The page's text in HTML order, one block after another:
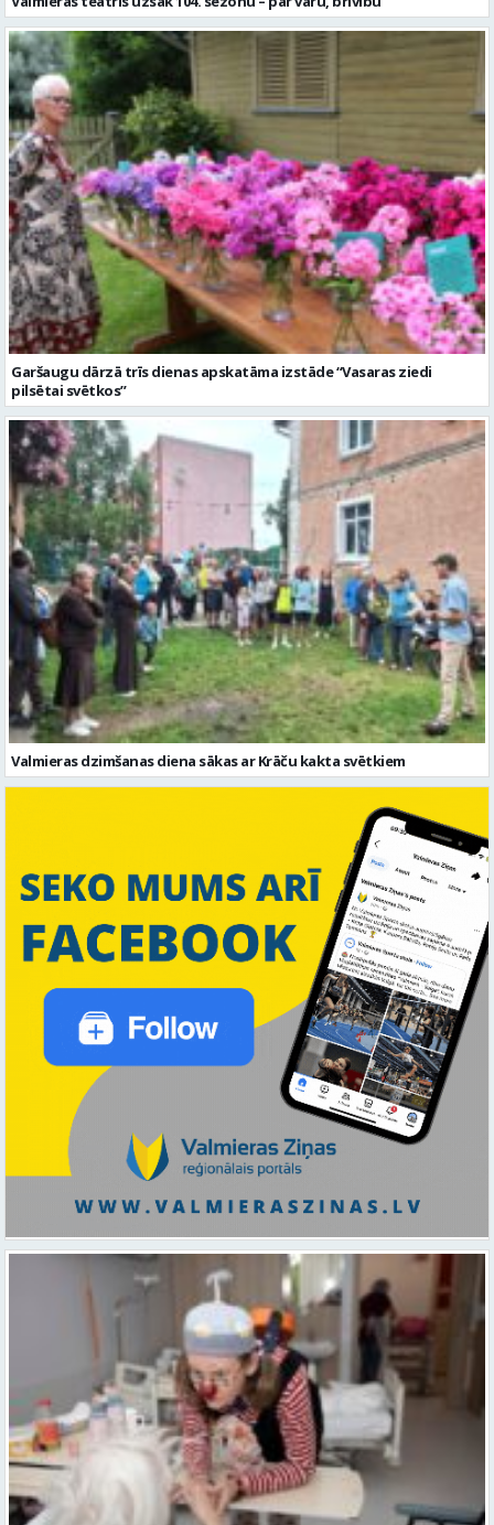
Garšaugu dārzā trīs dienas apskatāma izstāde “Vasaras ziedi
pilsētai svētkos”
Valmieras dzimšanas diena sākas ar Krāču kakta svētkiem